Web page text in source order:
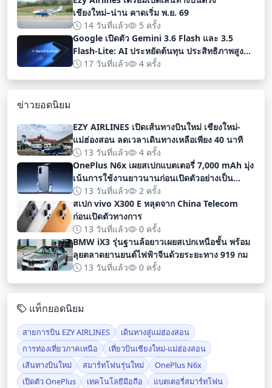
เชียงใหม่–น่าน คาดเริ่ม พ.ย. 69
14 วันที่แล้ว
5 ครั้ง
Google เปิดตัว Gemini 3.6 Flash และ 3.5
Flash-Lite: AI ประหยัดต้นทุน ประสิทธิภาพสูง
สำหรับนักพัฒนา
17 วันที่แล้ว 4 ครั้ง
ข่าวยอดนิยม
EZY AIRLINES เปิดเส้นทางบินใหม่ เชียงใหม่-
แม่ฮ่องสอน ลดเวลาเดินทางเหลือเพียง 40 นาที
13 วันที่แล้ว
4 ครั้ง
OnePlus N6x เผยสเปกแบตเตอรี่ 7,000 mAh มุ่ง
เน้นการใช้งานยาวนานก่อนเปิดตัวอย่างเป็น
ทางการ
13 วันที่แล้ว
2 ครั้ง
สเปก vivo X300 E หลุดจาก China Telecom
ก่อนเปิดตัวทางการ
13 วันที่แล้ว
0 ครั้ง
BMW iX3 รุ่นฐานล้อยาวเผยสเปกเหนือชั้น พร้อม
ลุยตลาดยานยนต์ไฟฟ้าจีนด้วยระยะทาง 919 กม
13 วันที่แล้ว
0 ครั้ง
แท็กยอดนิยม
สายการบิน EZY AIRLINES
เดินทางสู่แม่ฮ่องสอน
การท่องเที่ยวภาคเหนือ
เที่ยวบินเชียงใหม่-แม่ฮ่องสอน
เส้นทางบินใหม่
สมาร์ทโฟนรุ่นใหม่
OnePlus N6x
เปิดตัว OnePlus
เทคโนโลยีมือถือ
แบตเตอรี่สมาร์ทโฟน